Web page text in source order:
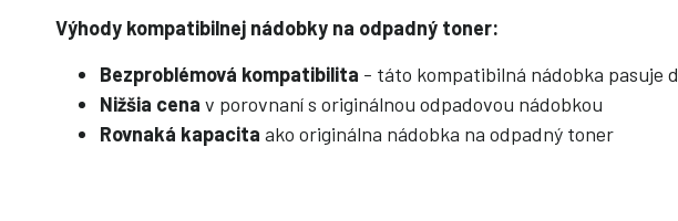
Výhody kompatibilnej nádobky na odpadný toner:
Bezproblémová kompatibilita - táto kompatibilná nádobka pasuje
Nižšia cena v porovnaní s originálnou odpadovou nádobkou
Rovnaká kapacita ako originálna nádobka na odpadný toner